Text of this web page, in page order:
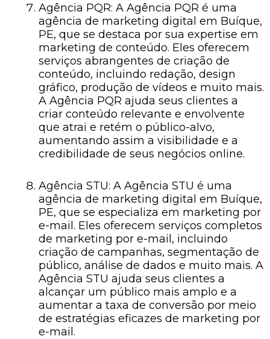
Agência PQR: A Agência PQR é uma
agência de marketing digital em Buíque,
PE, que se destaca por sua expertise em
marketing de conteúdo. Eles oferecem
serviços abrangentes de criação de
conteúdo, incluindo redação, design
gráfico, produção de vídeos e muito mais.
A Agência PQR ajuda seus clientes a
criar conteúdo relevante e envolvente
que atrai e retém o público-alvo,
aumentando assim a visibilidade e a
credibilidade de seus negócios online.
Agência STU: A Agência STU é uma
agência de marketing digital em Buíque,
PE, que se especializa em marketing por
e-mail. Eles oferecem serviços completos
de marketing por e-mail, incluindo
criação de campanhas, segmentação de
público, análise de dados e muito mais. A
Agência STU ajuda seus clientes a
alcançar um público mais amplo e a
aumentar a taxa de conversão por meio
de estratégias eficazes de marketing por
e-mail.